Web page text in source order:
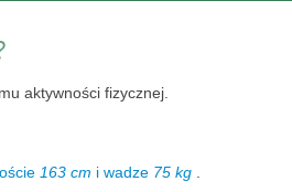
aktywności fizycznej.
163 cm i wadze 75 kg